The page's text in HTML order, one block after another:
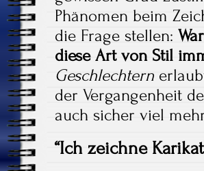
Phänomen beim
die Frage stellen:
diese Art von Stil
Geschlechtern
der Vergangenheit
auch sicher viel
“Ich zeichne